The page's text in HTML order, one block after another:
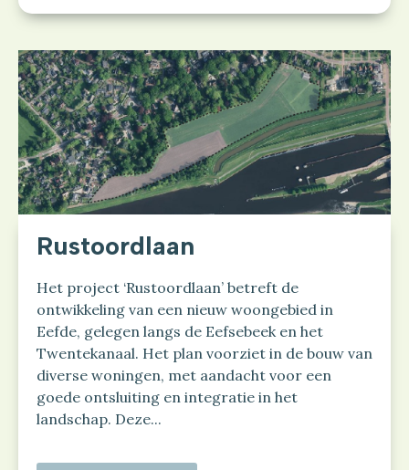
Rustoordlaan
Het project ‘Rustoordlaan’ betreft de
ontwikkeling van een nieuw woongebied in
Eefde, gelegen langs de Eefsebeek en het
Twentekanaal. Het plan voorziet in de bouw van
diverse woningen, met aandacht voor een
goede ontsluiting en integratie in het
landschap. Deze...